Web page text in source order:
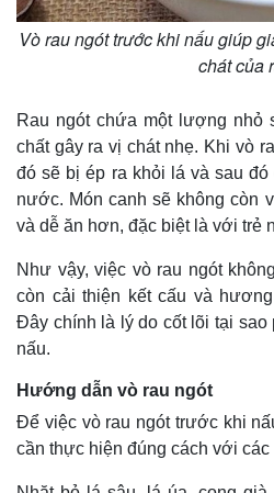
Thế giới
Quan sát
Hồ sơ
Vò rau ngót trước khi nấu giúp
chát của
Rau ngót chứa một lượng nhỏ
chất gây ra vị chát nhẹ. Khi vò
đó sẽ bị ép ra khỏi lá và sau
nước. Món canh sẽ không còn
và dễ ăn hơn, đặc biệt là với trẻ
Như vậy, việc vò rau ngót
còn cải thiện kết cấu và
Đây chính là lý do cốt lõi tại sao
nấu.
Hướng dẫn vò rau ngót
Để việc vò rau ngót trước khi
cần thực hiện đúng cách với